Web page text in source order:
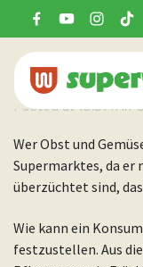
28 FEB.
AUS DEM
Posted at 15:37hin
Wer Obst und
Supermarktes, da er
überzüchtet sind,
Wie kann ein
festzustellen. Aus